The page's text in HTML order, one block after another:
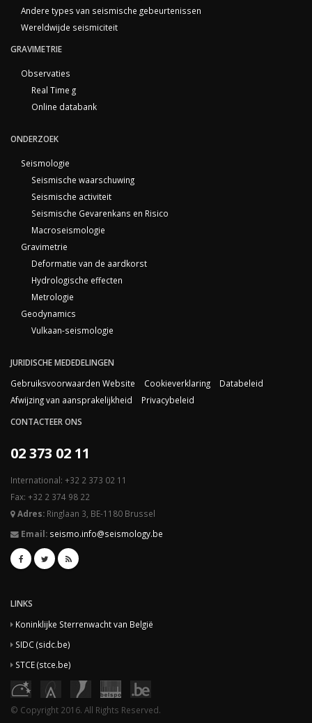
Andere types van seismische gebeurtenissen
Wereldwijde seismiciteit
GRAVIMETRIE
Observaties
Real Time g
Online databank
ONDERZOEK
Seismologie
Seismische waarschuwing
Seismische activiteit
Seismische Gevarenkans en Risico
Macroseismologie
Gravimetrie
Deformatie van de aardkorst
Hydrologische effecten
Metrologie
Geodynamics
Vulkaan-seismologie
JURIDISCHE MEDEDELINGEN
Gebruiksvoorwaarden Website
Cookieverklaring
Databeleid
Afwijzing van aansprakelijkheid
Privacybeleid
CONTACTEER ONS
02 373 02 11
International: +32 2 373 02 11
Fax: +32 2 374 98 22
Adres: Ringlaan 3, BE-1180 Brussel
Email: seismo.info@seismology.be
LINKS
Koninklijke Sterrenwacht van België
SIDC (sidc.be)
STCE (stce.be)
© Copyright 2016. All Rights Reserved.